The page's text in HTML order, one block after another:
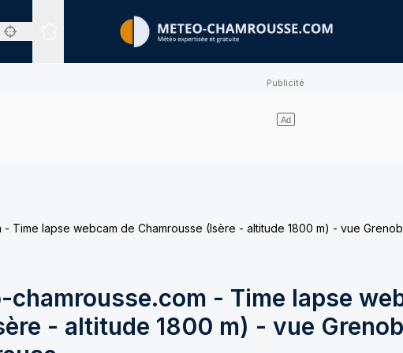
Sites expertisés
Time lapse webcam de Chamrousse (Isère - altitude 1800 m) - vue
chamrousse.com - Time lapse
- altitude 1800 m) - vue